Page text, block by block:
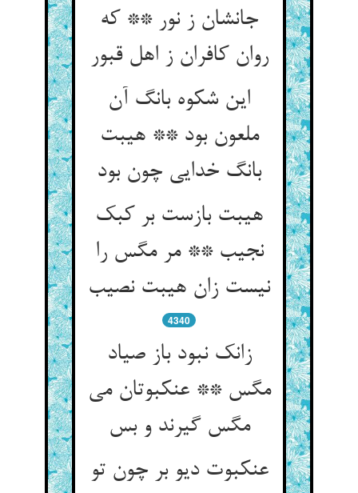
جانشان ز نور ** که
روان کافران ز اهل قبور
این شکوه بانگ آن
ملعون بود ** هیبت
بانگ خدایی چون بود
هیبت بازست بر کبک
نجیب ** مر مگس را
نیست زان هیبت نصیب
4340
زانک نبود باز صیاد
مگس ** عنکبوتان می
مگس گیرند و بس
عنکبوت دیو بر چون تو